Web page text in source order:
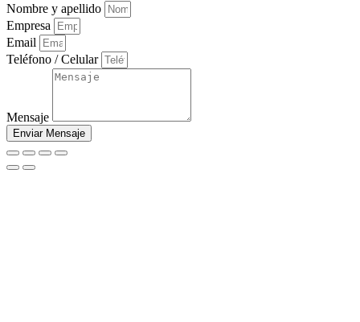
Nombre y apellido
Empresa
Email
Teléfono / Celular
Mensaje
Enviar Mensaje